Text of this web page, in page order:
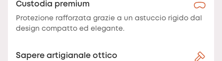
Custodia premium
Protezione rafforzata grazie a un astuccio rigido dal
design compatto ed elegante.
Sapere artigianale ottico